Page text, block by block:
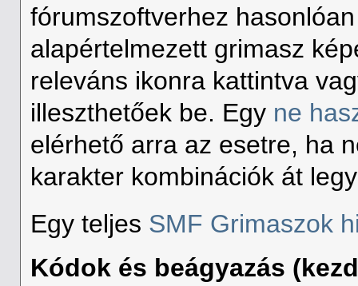
fórumszoftverhez
alapértelmezett grimasz
releváns ikonra kattintva
illeszthetőek be. Egy ne
elérhető arra az esetre, ha
karakter kombinációk át
Egy teljes SMF Grimaszok
Kódok és beágyazás